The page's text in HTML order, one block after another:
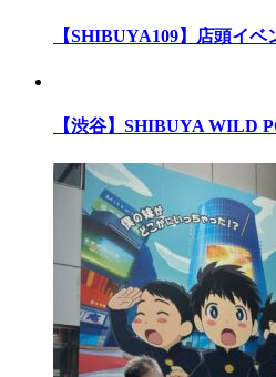
【SHIBUYA109】店頭イベ
【渋谷】SHIBUYA WILD